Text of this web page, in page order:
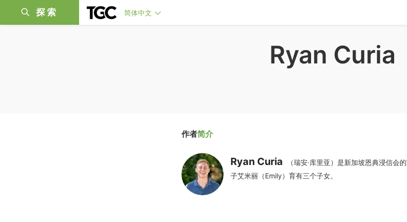
探索 简体中文
Ryan Curia
作者简介
Ryan Curia
（瑞安·库里亚）是新加坡恩典浸信会
子艾米丽（Emily）育有三个子女。